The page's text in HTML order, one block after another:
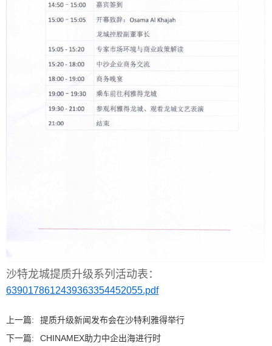
沙特龙城提质升级系列活动表：
6390178612439363354452055.pdf
上一篇:
提质升级新闻发布会在沙特利雅得举行
下一篇:
CHINAMEX助力中企出海进行时